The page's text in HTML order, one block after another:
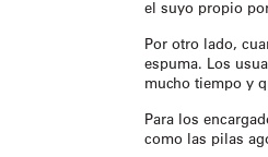
el suyo propio
Por otro lado,
espuma. Los
mucho tiempo y
Para los
como las pilas